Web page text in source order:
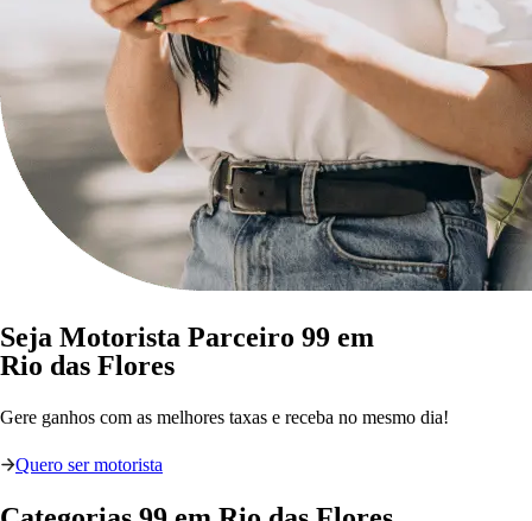
Seja Motorista Parceiro 99 em
Rio das Flores
Gere ganhos com as melhores taxas e receba no mesmo dia!
Quero ser motorista